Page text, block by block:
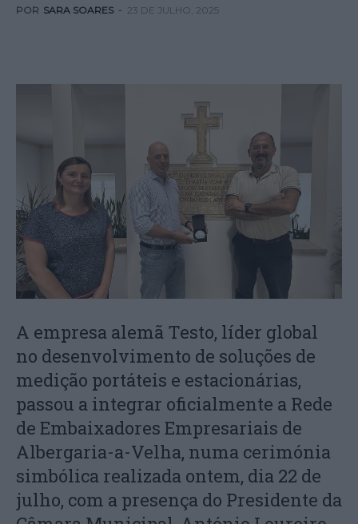
POR SARA SOARES - 23 DE JULHO, 2025
A empresa alemã Testo, líder global
no desenvolvimento de soluções de
medição portáteis e estacionárias,
passou a integrar oficialmente a Rede
de Embaixadores Empresariais de
Albergaria-a-Velha, numa cerimónia
simbólica realizada ontem, dia 22 de
julho, com a presença do Presidente da